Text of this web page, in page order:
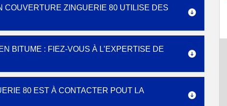
COUVERTURE ZINGUERIE 80 UTILISE DES
BITUME : FIEZ-VOUS À L’EXPERTISE DE
80 EST À CONTACTER POUT LA